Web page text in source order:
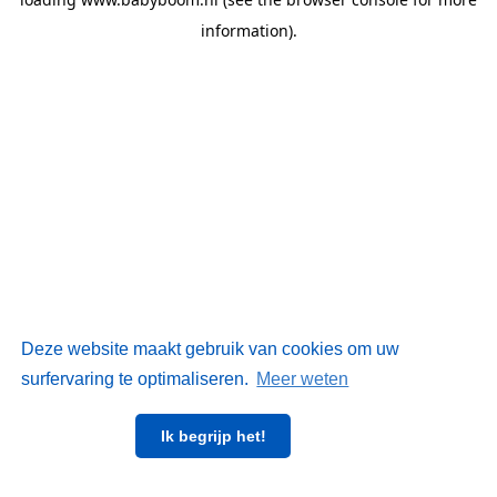
Deze website maakt gebruik van cookies om uw
surfervaring te optimaliseren. Meer weten
Ik begrijp het!
information).